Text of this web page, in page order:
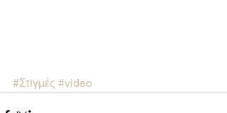
#Στιγμές #video